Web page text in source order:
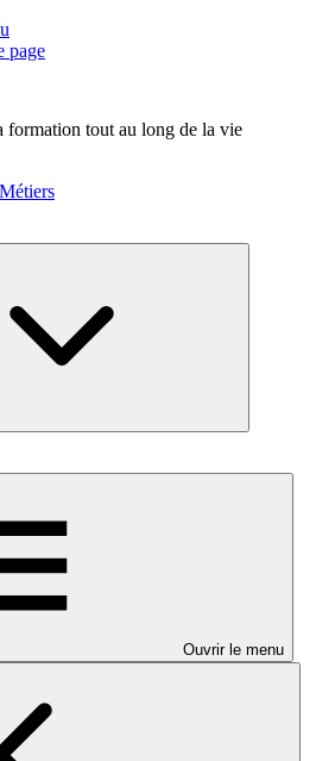
page
formation tout au long de la vie
Ouvrir le menu